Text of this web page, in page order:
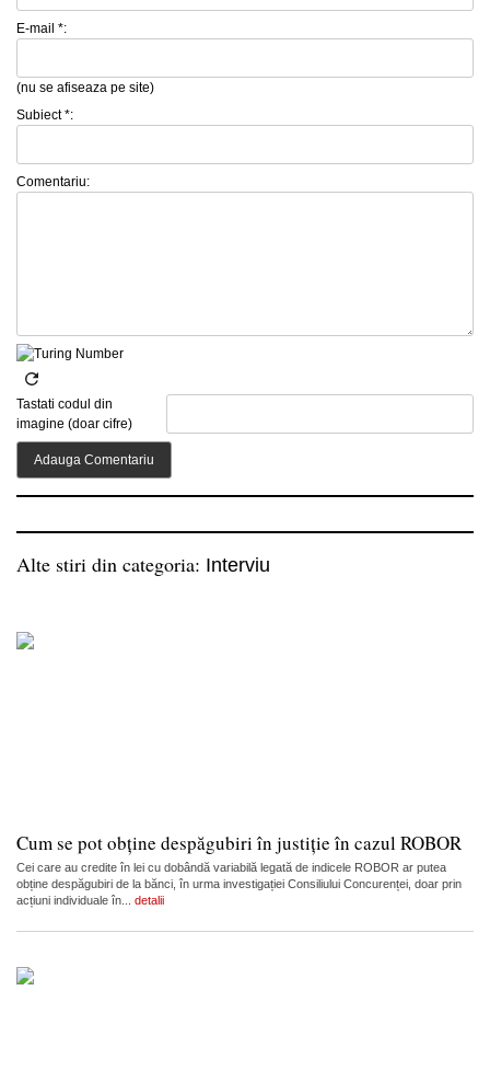
E-mail *:
(nu se afiseaza pe site)
Subiect *:
Comentariu:
Tastati codul din
imagine (doar cifre)
Alte stiri din categoria: Interviu
Cum se pot obține despăgubiri în justiție în cazul ROBOR
Cei care au credite în lei cu dobândă variabilă legată de indicele ROBOR ar putea
obține despăgubiri de la bănci, în urma investigației Consiliului Concurenței, doar prin
acțiuni individuale în... detalii